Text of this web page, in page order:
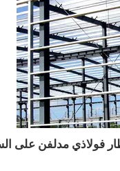
فولاذي مدلفن على